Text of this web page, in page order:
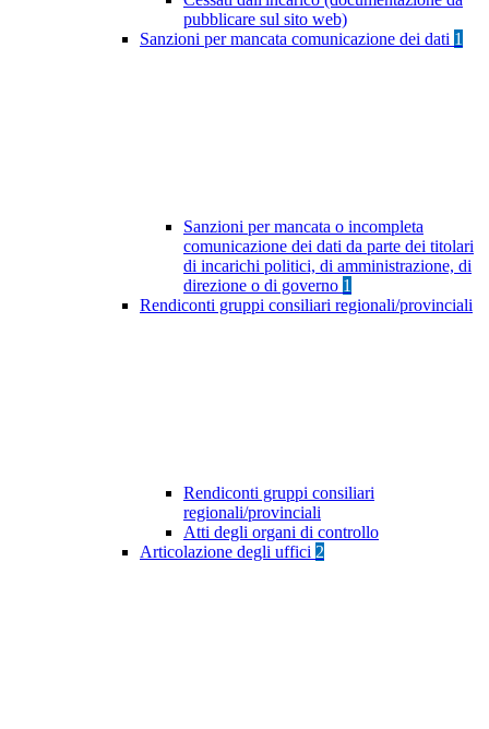
pubblicare sul sito web)
Sanzioni per mancata comunicazione dei dati 1
Sanzioni per mancata o incompleta
comunicazione dei dati da parte dei titolari
di incarichi politici, di amministrazione, di
direzione o di governo 1
Rendiconti gruppi consiliari regionali/provinciali
Rendiconti gruppi consiliari
regionali/provinciali
Atti degli organi di controllo
Articolazione degli uffici 2